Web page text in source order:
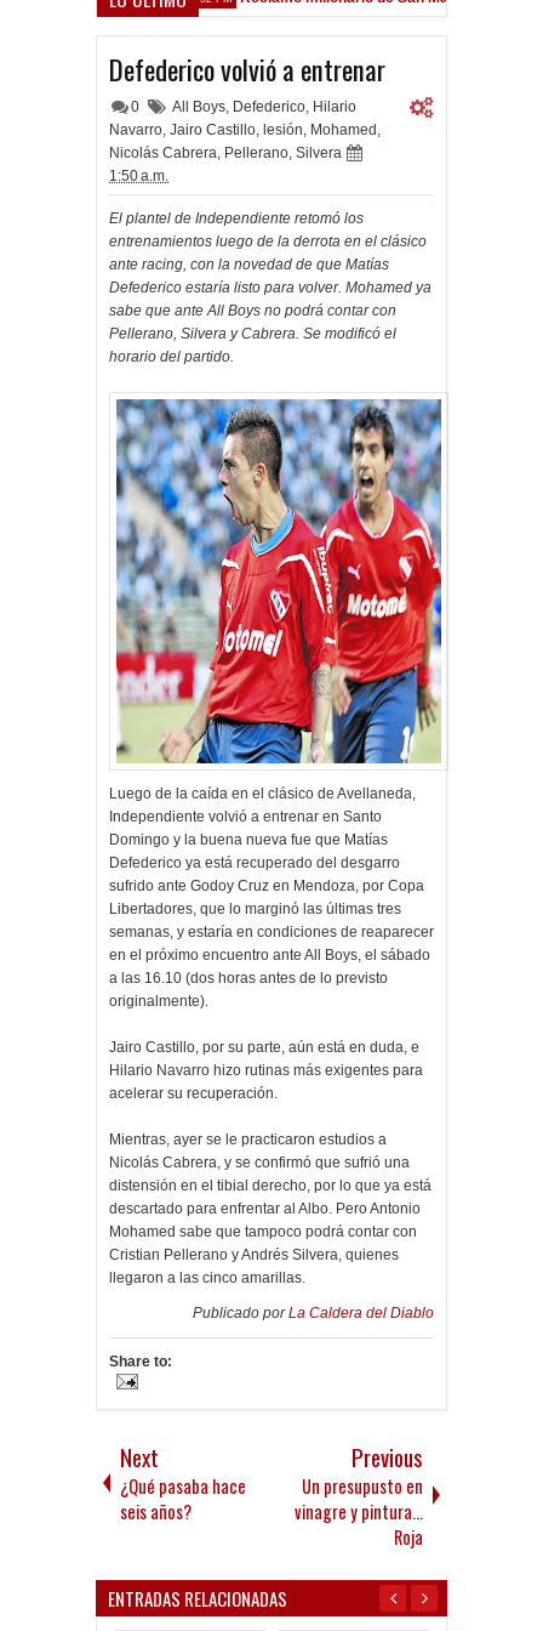
Defederico volvió a entrenar
0 All Boys, Defederico, Hilario
Navarro, Jairo Castillo, lesión, Mohamed ,
Nicolás Cabrera, Pellerano, Silvera
1:50 a.m.
El plantel de Independiente retomó los
entrenamientos luego de la derrota en el clásico
ante racing, con la novedad de que Matías
Defederico estaría listo para volver. Mohamed ya
sabe que ante All Boys no podrá contar con
Pellerano, Silvera y Cabrera. Se modificó el
horario del partido.
Luego de la caída en el clásico de Avellaneda,
Independiente volvió a entrenar en Santo
Domingo y la buena nueva fue que Matías
Defederico ya está recuperado del desgarro
sufrido ante Godoy Cruz en Mendoza, por Copa
Libertadores, que lo marginó las últimas tres
semanas, y estaría en condiciones de reaparecer
en el próximo encuentro ante All Boys, el sábado
a las 16.10 (dos horas antes de lo previsto
originalmente).
Jairo Castillo, por su parte, aún está en duda, e
Hilario Navarro hizo rutinas más exigentes para
acelerar su recuperación.
Mientras, ayer se le practicaron estudios a
Nicolás Cabrera, y se confirmó que sufrió una
distensión en el tibial derecho, por lo que ya está
descartado para enfrentar al Albo. Pero Antonio
Mohamed sabe que tampoco podrá contar con
Cristian Pellerano y Andrés Silvera, quienes
llegaron a las cinco amarillas.
Publicado porLa Caldera del Diablo
Share to:
Next
¿Qué pasaba hace
seis años?
Previous
Un presupusto en
vinagre y pintura...
Roja
ENTRADAS RELACIONADAS